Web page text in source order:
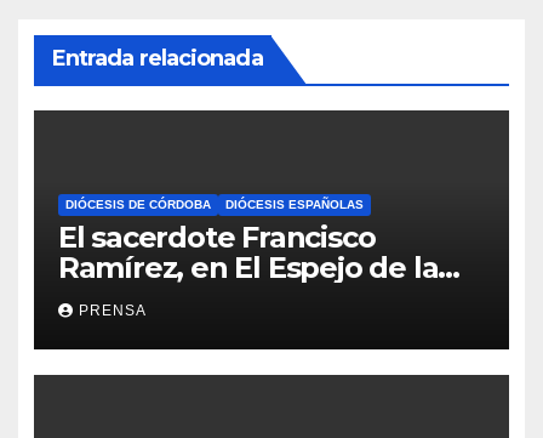
Entrada relacionada
DIÓCESIS DE CÓRDOBA DIÓCESIS ESPAÑOLAS
El sacerdote Francisco
Ramírez, en El Espejo de la
Iglesia
PRENSA